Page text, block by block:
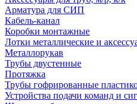
Арматура для СИП
Кабель-канал
Коробки монтажные
Лотки металлические и
Металлорукав
Трубы двустенные
Протяжка
Трубы гофрированные
Устройства подачи команд и